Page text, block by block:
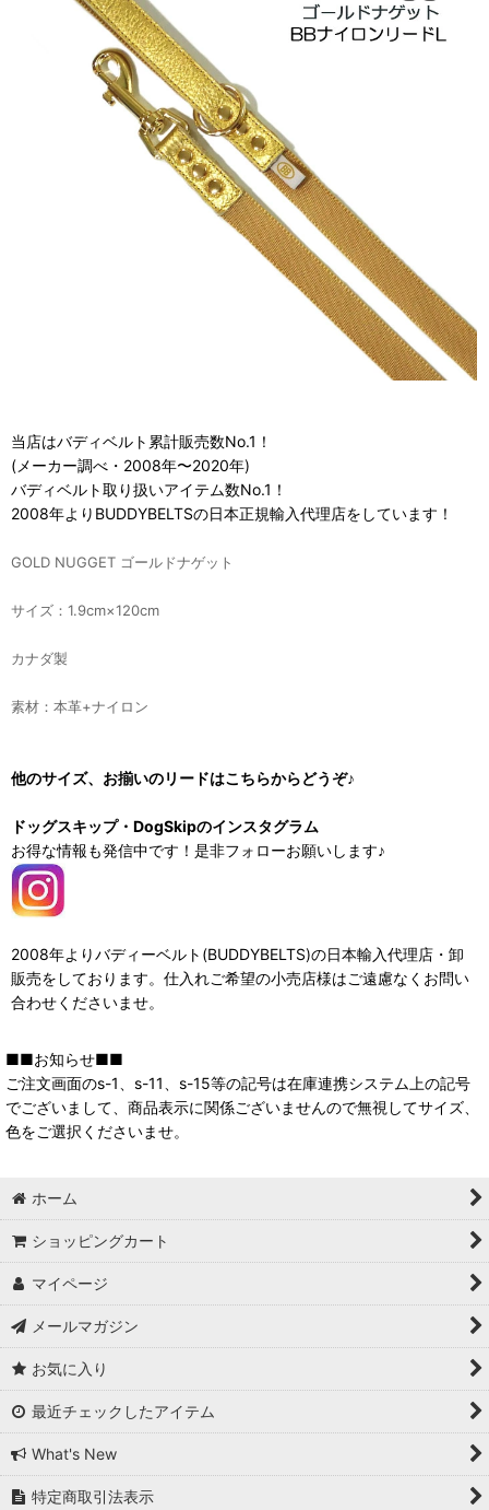
当店はバディベルト累計販売数No.1！
(メーカー調べ・2008年〜2020年)
バディベルト取り扱いアイテム数No.1！
2008年よりBUDDYBELTSの日本正規輸入代理店をしています！
GOLD NUGGET ゴールドナゲット
サイズ：1.9cm×120cm
カナダ製
素材：本革+ナイロン
他のサイズ、お揃いのリードはこちらからどうぞ♪
ドッグスキップ・DogSkipのインスタグラム
お得な情報も発信中です！是非フォローお願いします♪
2008年よりバディーベルト(BUDDYBELTS)の日本輸入代理店・卸
販売をしております。仕入れご希望の小売店様はご遠慮なくお問い
合わせくださいませ。
■■お知らせ■■
ご注文画面のs-1、s-11、s-15等の記号は在庫連携システム上の記号
でございまして、商品表示に関係ございませんので無視してサイズ、
色をご選択くださいませ。
ホーム
ショッピングカート
マイページ
メールマガジン
お気に入り
最近チェックしたアイテム
What's New
特定商取引法表示